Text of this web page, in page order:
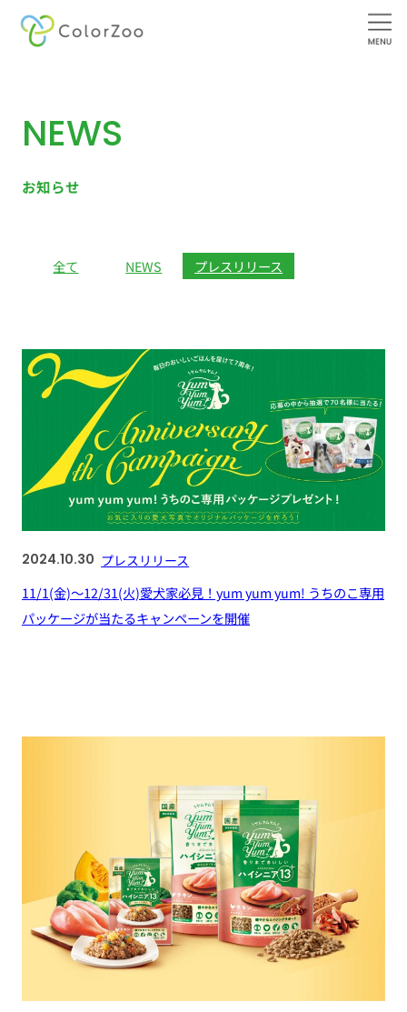
NEWS
お知らせ
全て NEWS プレスリリース
2024.10.30 プレスリリース
11/1(金)～12/31(火)愛犬家必見！yum yum yum! うちのこ専用
パッケージが当たるキャンペーンを開催